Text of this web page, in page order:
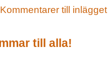
Kommentarer till inlägget
till alla!